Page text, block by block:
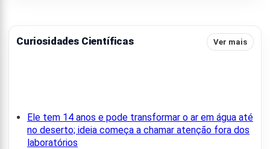
Curiosidades Científicas Ver mais
Ele tem 14 anos e pode transformar o ar em água até
no deserto; ideia começa a chamar atenção fora dos
laboratórios